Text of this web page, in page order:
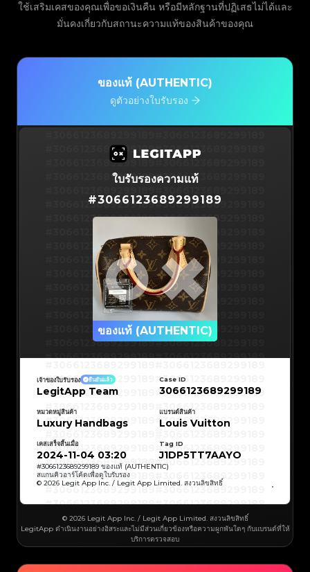
ใช้เสริมเคสของคุณเพื่อขอเงินคืน หรือมีหลักฐานที่ปฏิเสธไม่ได้และ
มั่นคงเกี่ยวกับสถานะความแท้ของสินค้าของคุณ
ของแท้ (AUTHENTIC)
ดูตัวอย่างใบรับรอง
#3066123689299189#3066123689299189
#3066123689299189#3066123689299189
#3066123689299189#3066123689299189
#3066123689299189#3066123689299189
#3066123689299189#3066123689299189
#3066123689299189#3066123689299189
#3066123689299189#3066123689299189
#3066123689299189#3066123689299189
#3066123689299189#3066123689299189
#3066123689299189#3066123689299189
#3066123689299189#3066123689299189
#3066123689299189#3066123689299189
#3066123689299189#3066123689299189
#3066123689299189#3066123689299189
#3066123689299189
#3066123689299189
#3066123689299189
#3066123689299189
#3066123689299189
#3066123689299189
#3066123689299189
#3066123689299189
#3066123689299189
#3066123689299189
#3066123689299189
#3066123689299189
#3066123689299189#3066123689299189
#3066123689299189 #3066123689299189
#3066123689299189#3066123689299189
#3066123689299189#3066123689299189
#3066123689299189#3066123689299189
#3066123689299189#3066123689299189
#3066123689299189#3066123689299189
ใบรับรองความแท้
#3066123689299189
ของแท้ (AUTHENTIC)
#3066123689299189
#3066123689299189
#3066123689299189
#3066123689299189
#3066123689299189
#3066123689299189
#3066123689299189
#3066123689299189
#3066123689299189
#3066123689299189
#3066123689299189#3066123689299189
#3066123689299189
#3066123689299189
#3066123689299189#3066123689299189
#3066123689299189#3066123689299189
#3066123689299189#3066123689299189
#3066123689299189#3066123689299189
#3066123689299189#3066123689299189
เจ้าของใบรับรอง ยืนยันแล้ว
LegitApp Team
Case ID
3066123689299189
หมวดหมู่สินค้า
Luxury Handbags
แบรนด์สินค้า
Louis Vuitton
เคสเสร็จสิ้นเมื่อ
2024-11-04 03:20
Tag ID
J1DP5TT7AAYO
#3066123689299189 ของแท้ (AUTHENTIC)
สแกนคิวอาร์โค้ดเพื่อดูใบรับรอง
© 2026 Legit App Inc. / Legit App Limited. สงวนลิขสิทธิ์
© 2026 Legit App Inc. / Legit App Limited. สงวนลิขสิทธิ์
LegitApp ดำเนินงานอย่างอิสระและไม่มีส่วนเกี่ยวข้องหรือความผูกพันใดๆ กับแบรนด์ที่ให้
บริการตรวจสอบ